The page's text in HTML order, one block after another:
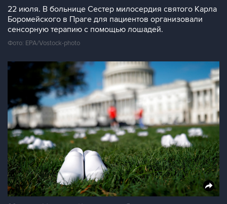
22 июля. В больнице Сестер милосердия святого Карла
Боромейского в Праге для пациентов организовали
сенсорную терапию с помощью лошадей.
Фото: EPA/Vostock-photo